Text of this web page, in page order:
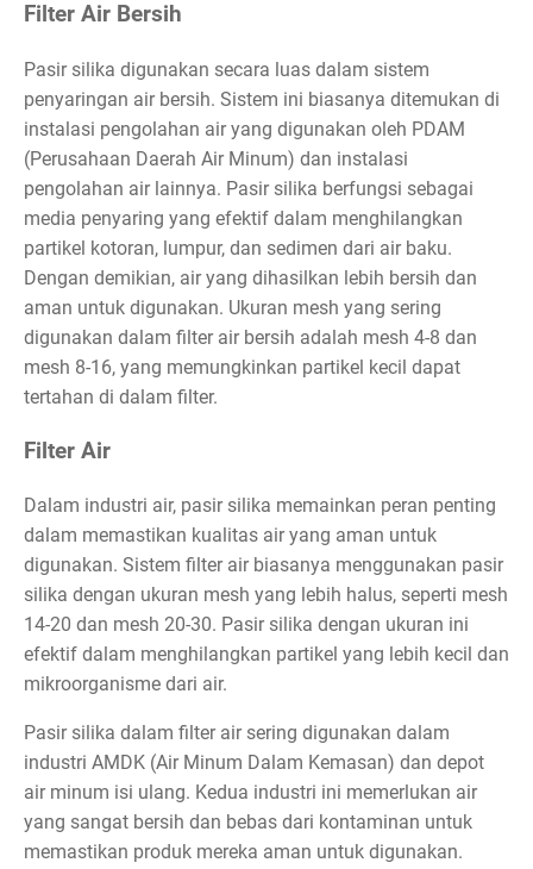
Filter Air Bersih
Pasir silika digunakan secara luas dalam sistem
penyaringan air bersih. Sistem ini biasanya ditemukan di
instalasi pengolahan air yang digunakan oleh PDAM
(Perusahaan Daerah Air Minum) dan instalasi
pengolahan air lainnya. Pasir silika berfungsi sebagai
media penyaring yang efektif dalam menghilangkan
partikel kotoran, lumpur, dan sedimen dari air baku.
Dengan demikian, air yang dihasilkan lebih bersih dan
aman untuk digunakan. Ukuran mesh yang sering
digunakan dalam filter air bersih adalah mesh 4-8 dan
mesh 8-16, yang memungkinkan partikel kecil dapat
tertahan di dalam filter.
Filter Air
Dalam industri air, pasir silika memainkan peran penting
dalam memastikan kualitas air yang aman untuk
digunakan. Sistem filter air biasanya menggunakan pasir
silika dengan ukuran mesh yang lebih halus, seperti mesh
14-20 dan mesh 20-30. Pasir silika dengan ukuran ini
efektif dalam menghilangkan partikel yang lebih kecil dan
mikroorganisme dari air.
Pasir silika dalam filter air sering digunakan dalam
industri AMDK (Air Minum Dalam Kemasan) dan depot
air minum isi ulang. Kedua industri ini memerlukan air
yang sangat bersih dan bebas dari kontaminan untuk
memastikan produk mereka aman untuk digunakan.